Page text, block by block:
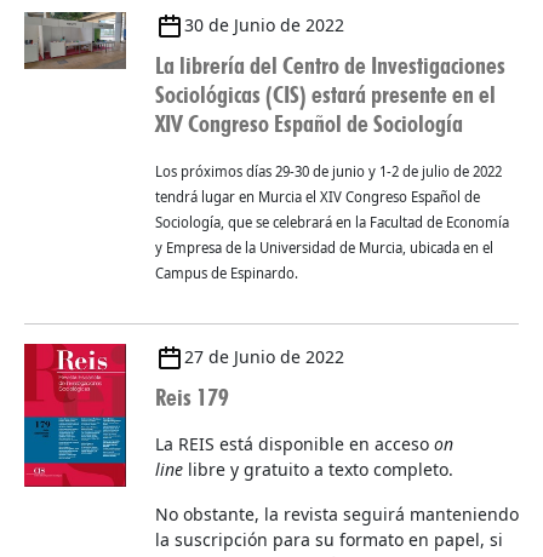
30 de Junio de 2022
La librería del Centro de Investigaciones
Sociológicas (CIS) estará presente en el
XIV Congreso Español de Sociología
Los próximos días 29-30 de junio y 1-2 de julio de 2022
tendrá lugar en Murcia el XIV Congreso Español de
Sociología, que se celebrará en la Facultad de Economía
y Empresa de la Universidad de Murcia, ubicada en el
Campus de Espinardo.
27 de Junio de 2022
Reis 179
La REIS está disponible en acceso on
line libre y gratuito a texto completo.
No obstante, la revista seguirá manteniendo
la suscripción para su formato en papel, si